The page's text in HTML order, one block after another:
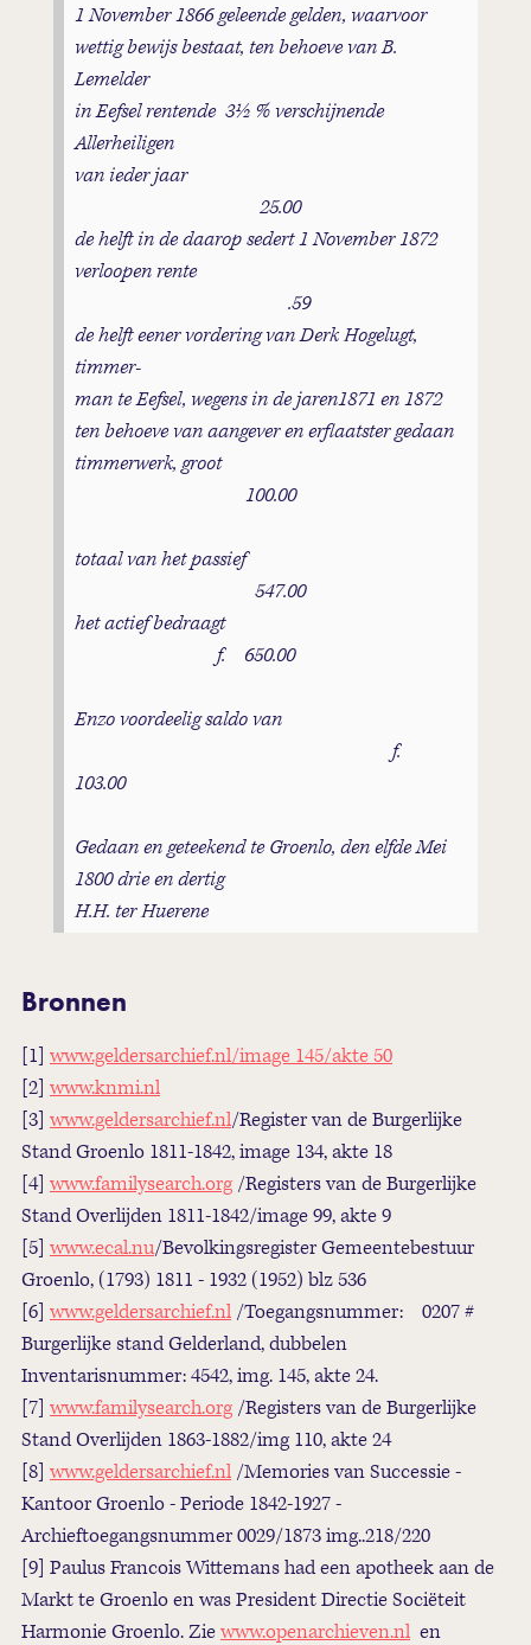
1 November 1866 geleende gelden, waarvoor
wettig bewijs bestaat, ten behoeve van B.
Lemelder
in Eefsel rentende 3½ % verschijnende
Allerheiligen
van ieder jaar
25.00
de helft in de daarop sedert 1 November 1872
verloopen rente
.59
de helft eener vordering van Derk Hogelugt,
timmer-
man te Eefsel, wegens in de jaren1871 en 1872
ten behoeve van aangever en erflaatster gedaan
timmerwerk, groot
100.00
totaal van het passief
547.00
het actief bedraagt
f. 650.00
Enzo voordeelig saldo van
f.
103.00
Gedaan en geteekend te Groenlo, den elfde Mei
1800 drie en dertig
H.H. ter Huerene
Bronnen
[1] www.geldersarchief.nl/image 145/akte 50
[2] www.knmi.nl
[3] www.geldersarchief.nl/Register van de Burgerlijke
Stand Groenlo 1811-1842, image 134, akte 18
[4] www.familysearch.org /Registers van de Burgerlijke
Stand Overlijden 1811-1842/image 99, akte 9
[5] www.ecal.nu/Bevolkingsregister Gemeentebestuur
Groenlo, (1793) 1811 - 1932 (1952) blz 536
[6] www.geldersarchief.nl /Toegangsnummer: 0207 #
Burgerlijke stand Gelderland, dubbelen
Inventarisnummer: 4542, img. 145, akte 24.
[7] www.familysearch.org /Registers van de Burgerlijke
Stand Overlijden 1863-1882/img 110, akte 24
[8] www.geldersarchief.nl /Memories van Successie -
Kantoor Groenlo - Periode 1842-1927 -
Archieftoegangsnummer 0029/1873 img..218/220
[9] Paulus Francois Wittemans had een apotheek aan de
Markt te Groenlo en was President Directie Sociëteit
Harmonie Groenlo. Ziewww.openarchieven.nl en